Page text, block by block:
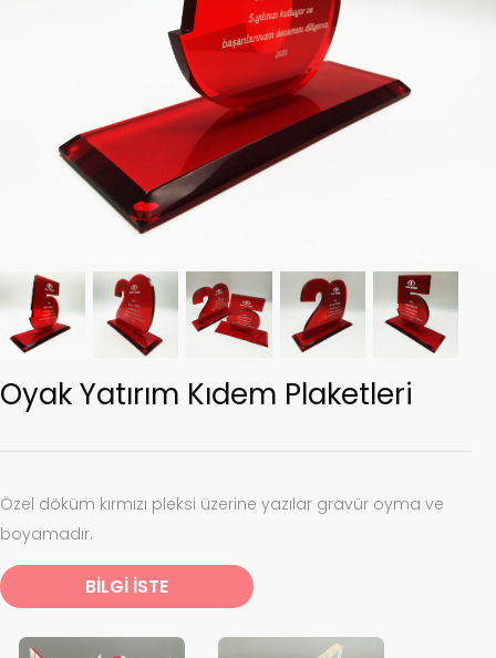
Oyak Yatırım Kıdem Plaketleri
Özel döküm kırmızı pleksi üzerine yazılar gravür oyma ve
boyamadır.
BİLGİ İSTE